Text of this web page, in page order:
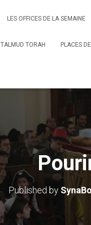
LES OFFICES DE LA SEMAINE
TALMUD TORAH PLACES
Published by